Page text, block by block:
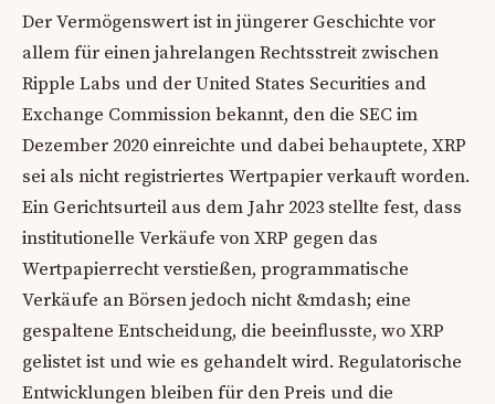
Der Vermögenswert ist in jüngerer Geschichte vor
allem für einen jahrelangen Rechtsstreit zwischen
Ripple Labs und der United States Securities and
Exchange Commission bekannt, den die SEC im
Dezember 2020 einreichte und dabei behauptete, XRP
sei als nicht registriertes Wertpapier verkauft worden.
Ein Gerichtsurteil aus dem Jahr 2023 stellte fest, dass
institutionelle Verkäufe von XRP gegen das
Wertpapierrecht verstießen, programmatische
Verkäufe an Börsen jedoch nicht &mdash; eine
gespaltene Entscheidung, die beeinflusste, wo XRP
gelistet ist und wie es gehandelt wird. Regulatorische
Entwicklungen bleiben für den Preis und die